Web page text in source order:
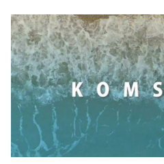
prurjen e tyre më të re. E
parë, kjo këngë është bërë